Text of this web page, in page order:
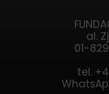
al.
01-
tel.